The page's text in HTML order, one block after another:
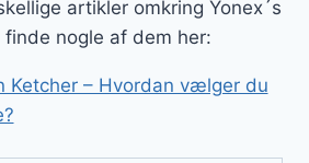
artikler omkring Yonex´s
nogle af dem her:
Ketcher – Hvordan vælger du